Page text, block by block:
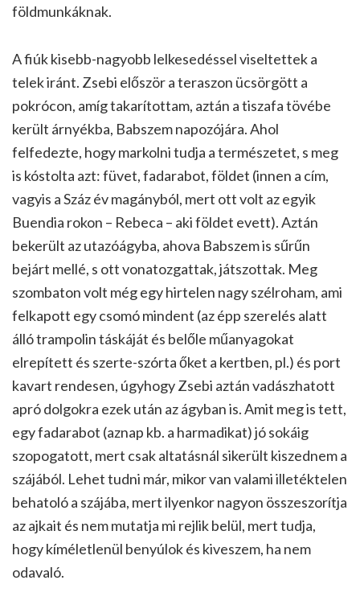
földmunkáknak.
A fiúk kisebb-nagyobb lelkesedéssel viseltettek a
telek iránt. Zsebi először a teraszon ücsörgött a
pokrócon, amíg takarítottam, aztán a tiszafa tövébe
került árnyékba, Babszem napozójára. Ahol
felfedezte, hogy markolni tudja a természetet, s meg
is kóstolta azt: füvet, fadarabot, földet (innen a cím,
vagyis a Száz év magányból, mert ott volt az egyik
Buendia rokon – Rebeca – aki földet evett). Aztán
bekerült az utazóágyba, ahova Babszem is sűrűn
bejárt mellé, s ott vonatozgattak, játszottak. Meg
szombaton volt még egy hirtelen nagy szélroham, ami
felkapott egy csomó mindent (az épp szerelés alatt
álló trampolin táskáját és belőle műanyagokat
elrepített és szerte-szórta őket a kertben, pl.) és port
kavart rendesen, úgyhogy Zsebi aztán vadászhatott
apró dolgokra ezek után az ágyban is. Amit meg is tett,
egy fadarabot (aznap kb. a harmadikat) jó sokáig
szopogatott, mert csak altatásnál sikerült kiszednem a
szájából. Lehet tudni már, mikor van valami illetéktelen
behatoló a szájába, mert ilyenkor nagyon összeszorítja
az ajkait és nem mutatja mi rejlik belül, mert tudja,
hogy kíméletlenül benyúlok és kiveszem, ha nem
odavaló.